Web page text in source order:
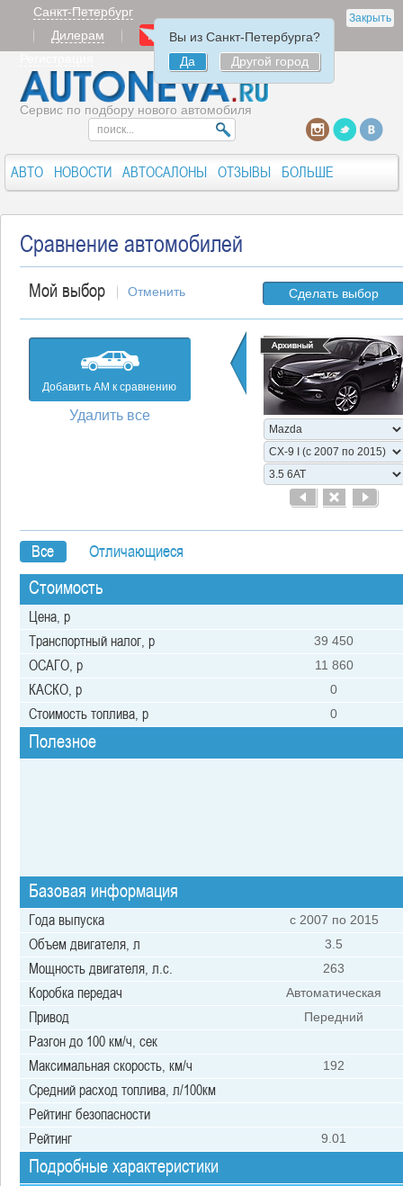
Закрыть
Санкт-Петербург
Вы из Санкт-Петербурга?
Да
Другой город
Дилерам Продать
Авторизация
Сервис по подбору нового автомобиля
АВТО НОВОСТИ АВТОСАЛОНЫ ОТЗЫВЫ БОЛЬШЕ
Сравнение автомобилей
Мой выбор Отменить
Добавить АМ к сравнению
Удалить все
Bсе Отличающиеся
Сделать выбор
Стоимость
Цена, р
Транспортный налог, р
39 450
ОСАГО, р 11 860
КАСКО, р 0
Стоимость топлива, р 0
Полезное
Базовая информация
Года выпуска c 2007 по 2015
Объем двигателя, л 3.5
Мощность двигателя, л.с. 263
Коробка передач Автоматическая
Привод Передний
Разгон до 100 км/ч, сек
Максимальная скорость, км/ч
192
Средний расход топлива, л/100км
Рейтинг безопасности
Рейтинг
9.01
Подробные характеристики